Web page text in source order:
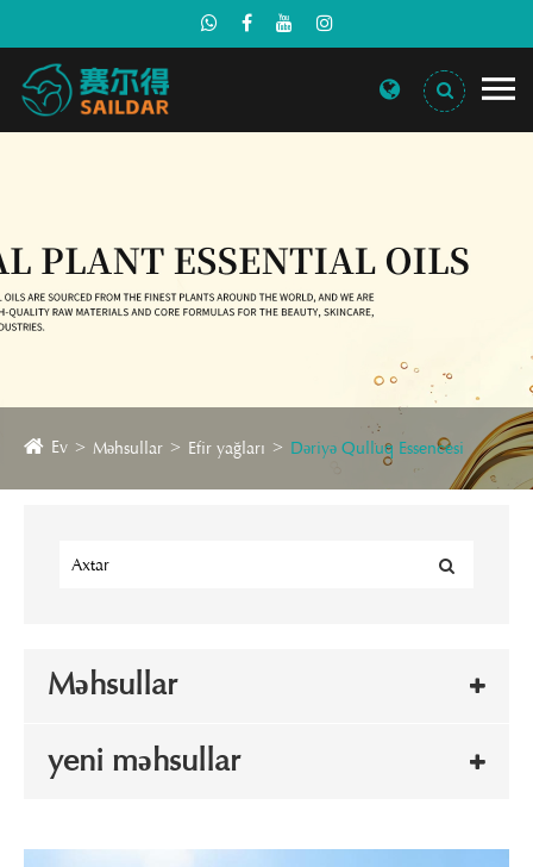
Ev Məhsullar Efir yağları Dəriyə Qulluq Essencesi
Məhsullar
yeni məhsullar